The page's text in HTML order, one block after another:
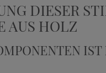
DIESER
AUS HOLZ
IST